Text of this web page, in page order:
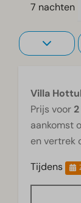
7 nachten
Villa
Prijs voor
aankomst
en vertrek
Tijdens